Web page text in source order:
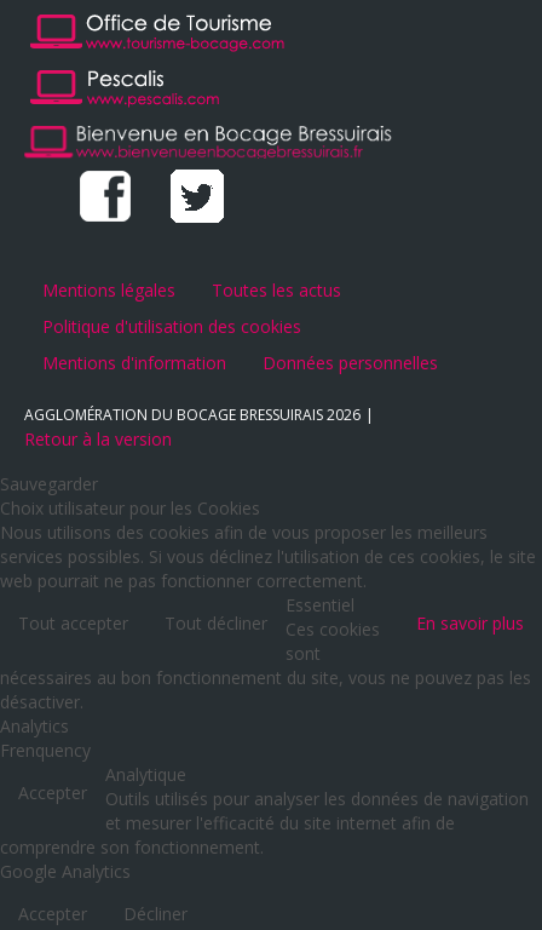
Mentions légales
Toutes les actus
Politique d'utilisation des cookies
Mentions d'information
Données personnelles
AGGLOMÉRATION DU BOCAGE BRESSUIRAIS2026
Retour à la version
Sauvegarder
Choix utilisateur pour les Cookies
Nous utilisons des cookies afin de vous proposer les meilleurs
services possibles. Si vous déclinez l'utilisation de ces cookies, le site
web pourrait ne pas fonctionner correctement.
Tout accepter
Tout décliner En savoir plus
Essentiel
Ces cookies
sont
nécessaires au bon fonctionnement du site, vous ne pouvez pas les
désactiver.
Analytics
Frenquency
Accepter
Analytique
Outils utilisés pour analyser les données de navigation
et mesurer l'efficacité du site internet afin de
comprendre son fonctionnement.
Google Analytics
Accepter
Décliner